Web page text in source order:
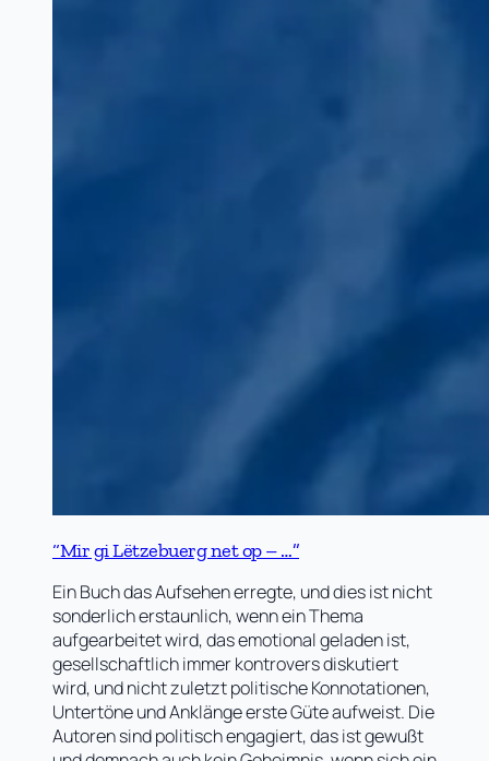
“Mir gi Lëtzebuerg net op – …”
Ein Buch das Aufsehen erregte, und dies ist nicht
sonderlich erstaunlich, wenn ein Thema
aufgearbeitet wird, das emotional geladen ist,
gesellschaftlich immer kontrovers diskutiert
wird, und nicht zuletzt politische Konnotationen,
Untertöne und Anklänge erste Güte aufweist. Die
Autoren sind politisch engagiert, das ist gewußt